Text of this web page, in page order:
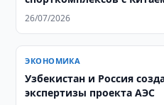
26/07/2026
ЭКОНОМИКА
Узбекистан и Россия
экспертизы проекта АЭС